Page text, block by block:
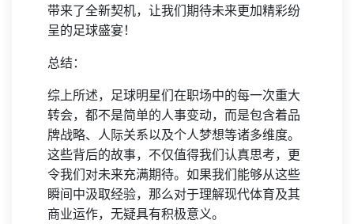
带来了全新契机，让我们期待未来更加精彩纷
呈的足球盛宴！
总结：
综上所述，足球明星们在职场中的每一次重大
转会，都不是简单的人事变动，而是包含着品
牌战略、人际关系以及个人梦想等诸多维度。
这些背后的故事，不仅值得我们认真思考，更
令我们对未来充满期待。如果我们能够从这些
瞬间中汲取经验，那么对于理解现代体育及其
商业运作，无疑具有积极意义。